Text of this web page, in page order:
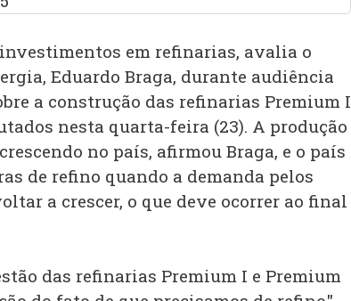
em refinarias, avalia o
Eduardo Braga, durante audiência
a construção das refinarias Premium I
nesta quarta-feira (23). A produção
no país, afirmou Braga, e o país
de refino quando a demanda pelos
a crescer, o que deve ocorrer ao final
das refinarias Premium I e Premium